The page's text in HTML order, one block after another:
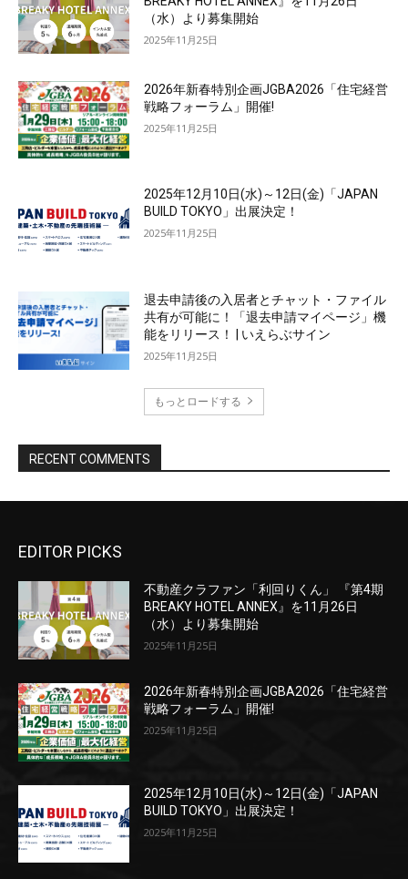
EDITOR PICKS
不動産クラファン「利回りくん」 『第4期
BREAKY HOTEL ANNEX』を11月26日
（水）より募集開始
2025年11月25日
2026年新春特別企画JGBA2026「住宅経営
戦略フォーラム」開催!
2025年11月25日
2025年12月10日(水)～12日(金)「JAPAN
BUILD TOKYO」出展決定！
2025年11月25日